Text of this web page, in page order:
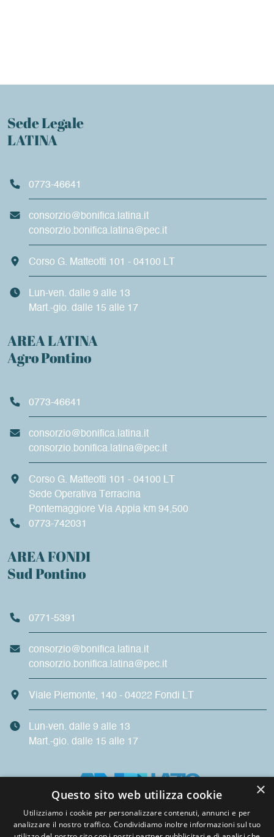
Sede Legale
LATINA
0773-46641
consorzio@bonifica.latina.it
consorzio.bonifica.latina@pec.it
Corso G. Matteotti 101 - 04100 LT
Lun-ven. dalle 9 alle 13
Mart.-gio. dalle 15 alle 17
AREA LATINA
Agro Pontino
0773-46641
consorzio@bonifica.latina.it
consorzio.bonifica.latina@pec.it
Corso G. Matteotti 101 - 04100 LT
Sede Operativa Terracina
Pontemaggiore Via Appia km 94,500
0773-742031
AREA FONDI
Sud Pontino
0771-5391
consorzio@bonifica.latina.it
consorzio.bonifica.latina@pec.it
Viale Piemonte, 140 - 04022 Fondi LT
Lun-ven. dalle 9 alle 13
Mart.-gio. dalle 15 alle 17
Privacy
×
Questo sito web utilizza cookie
Utilizziamo i cookie per personalizzare contenuti, annunci e per
analizzare il nostro traffico. Condividiamo inoltre informazioni sul tuo